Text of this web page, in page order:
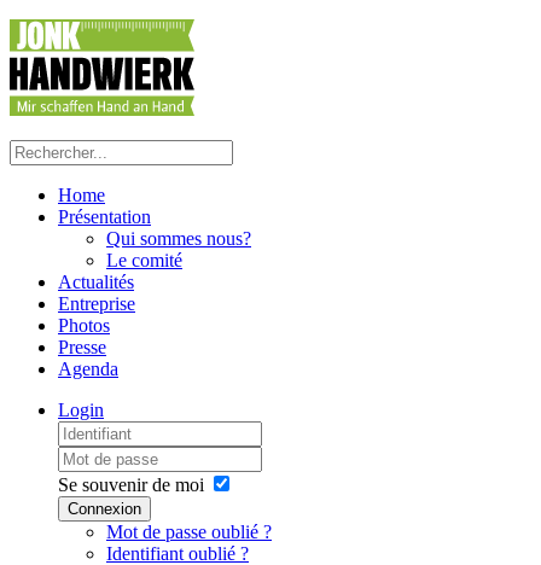
Home
Présentation
Qui sommes nous?
Le comité
Actualités
Entreprise
Photos
Presse
Agenda
Login
Se souvenir de moi
Connexion
Mot de passe oublié ?
Identifiant oublié ?